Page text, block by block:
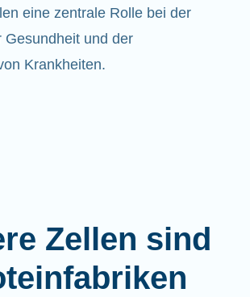
eine zentrale Rolle bei der
Gesundheit und der
Krankheiten.
Zellen sind